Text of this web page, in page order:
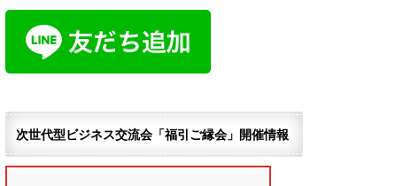
次世代型ビジネス交流会「福引ご縁会」開催情報